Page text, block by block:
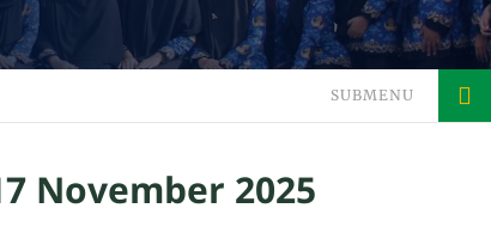
SUBMENU
November 2025